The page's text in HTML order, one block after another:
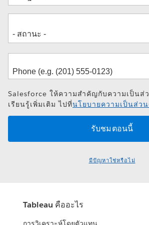
Salesforce ให้ความสำคัญกับความเป็น
เรียนรู้เพิ่มเติม ไปที่นโยบายความเป็นส่ว
มีปัญหาใช่หรือไม่
Tableau คืออะไร